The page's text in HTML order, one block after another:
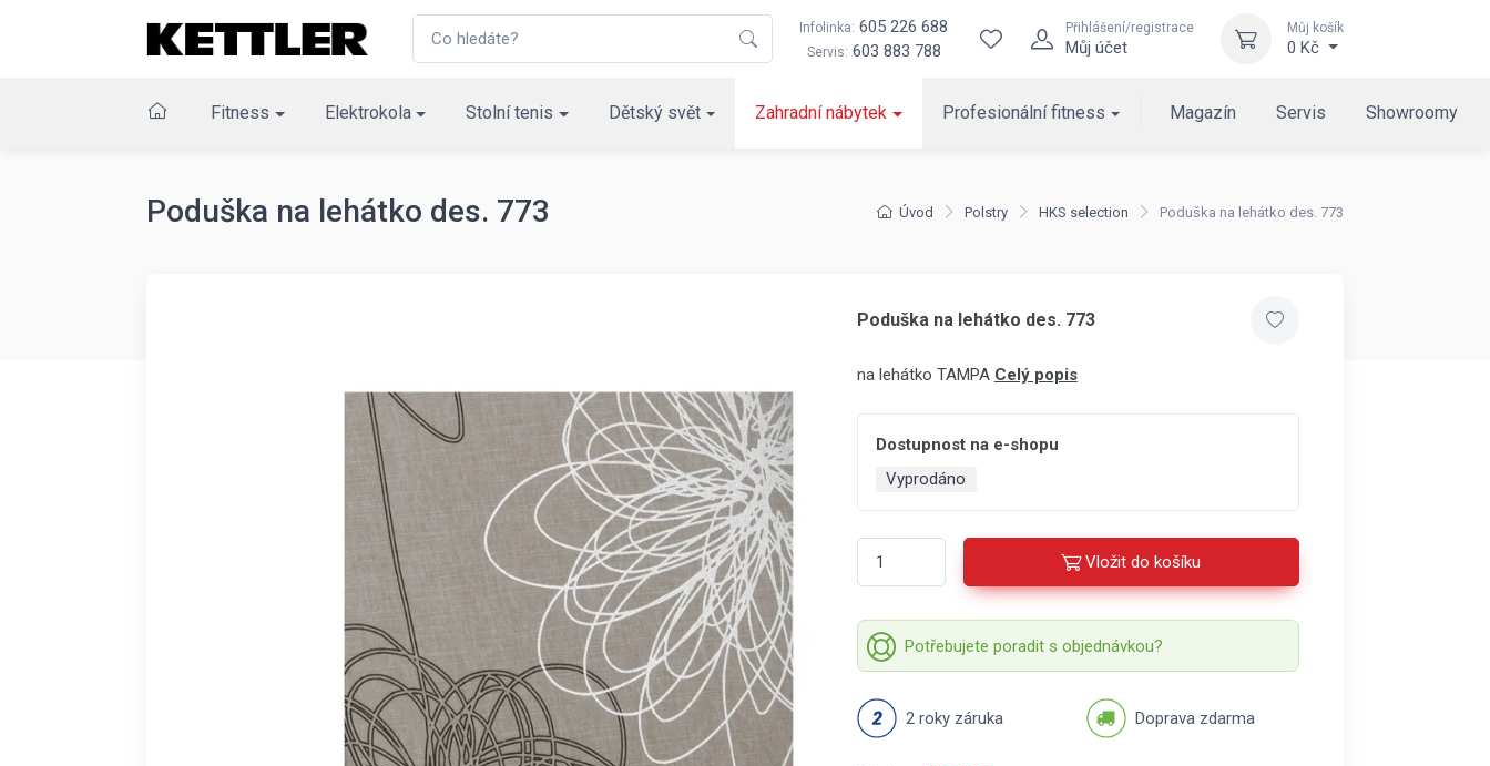
Infolinka: 605 226 688
Servis: 603 883 788
Přihlášení/registrace
Můj účet
Můj košík
0 Kč
Fitness Elektrokola Stolní tenis Dětský svět Zahradní nábytek Profesionální fitness Magazín Servis Showroomy
Úvod Polstry HKS selection Poduška na lehátko des. 773
Poduška na lehátko des. 773
Poduška na lehátko des. 773
na lehátko TAMPA Celý popis
Dostupnost na e-shopu
Vyprodáno
Vložit do košíku
Potřebujete poradit s objednávkou?
2 roky záruka Doprava zdarma